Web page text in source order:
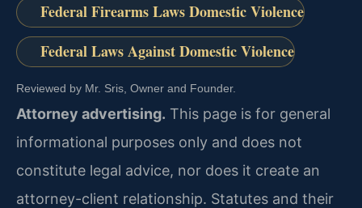
Federal Firearms Laws Domestic Violence
Federal Laws Against Domestic Violence
Reviewed by Mr. Sris, Owner and Founder.
Attorney advertising. This page is for general
informational purposes only and does not
constitute legal advice, nor does it create an
attorney-client relationship. Statutes and their